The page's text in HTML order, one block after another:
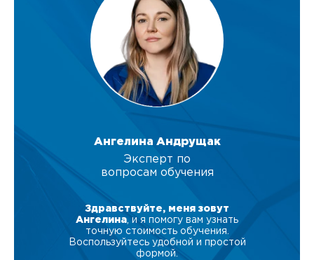
Ангелина Андрущак
Эксперт по
вопросам обучения
Здравствуйте, меня зовут
Ангелина , и я помогу вам узнать
точную стоимость обучения.
Воспользуйтесь удобной и простой
формой.